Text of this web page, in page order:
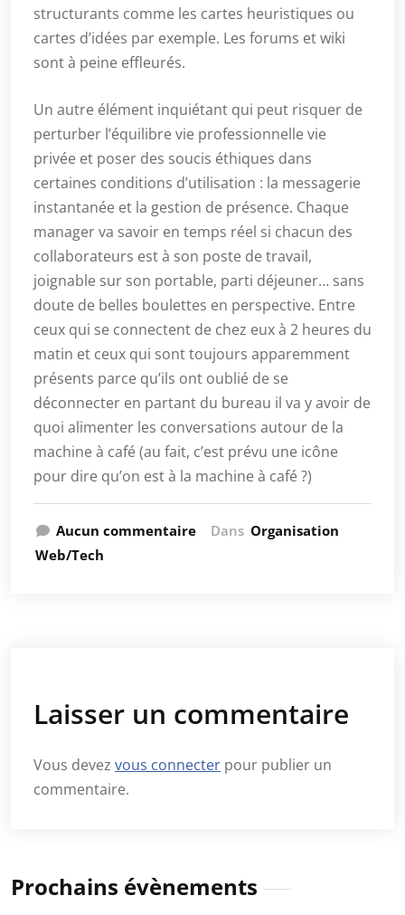
structurants comme les cartes heuristiques ou
cartes d’idées par exemple. Les forums et wiki
sont à peine effleurés.
Un autre élément inquiétant qui peut risquer de
perturber l’équilibre vie professionnelle vie
privée et poser des soucis éthiques dans
certaines conditions d’utilisation : la messagerie
instantanée et la gestion de présence. Chaque
manager va savoir en temps réel si chacun des
collaborateurs est à son poste de travail,
joignable sur son portable, parti déjeuner… sans
doute de belles boulettes en perspective. Entre
ceux qui se connectent de chez eux à 2 heures du
matin et ceux qui sont toujours apparemment
présents parce qu’ils ont oublié de se
déconnecter en partant du bureau il va y avoir de
quoi alimenter les conversations autour de la
machine à café (au fait, c’est prévu une icône
pour dire qu’on est à la machine à café ?)
Aucun commentaire Dans Organisation
Web/Tech
Laisser un commentaire
Vous devez vous connecter pour publier un
commentaire.
Prochains évènements